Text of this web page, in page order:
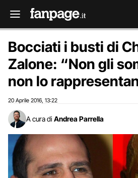
Bocciati i busti di
Zalone: “Non gli
non lo
20 Aprile 2016 13:22
A cura di Andrea Parrella